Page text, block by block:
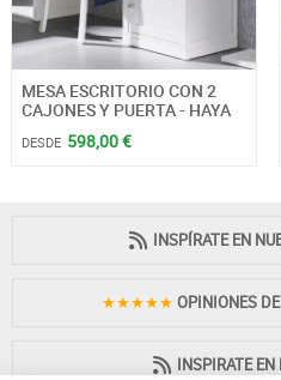
MESA ESCRITORIO CON 2
CAJONES Y PUERTA - HAYA
DESDE 598,00 €
INSPÍRATE EN
★★★★★ OPINIONES
INSPIRATE EN